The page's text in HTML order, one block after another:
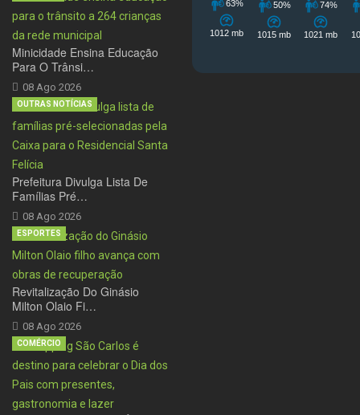
Minicidade Ensina Educação
Para O Trânsi…
08 Ago 2026
Prefeitura Divulga Lista De
Famílias Pré…
08 Ago 2026
OUTRAS NOTÍCIAS
Revitalização Do Ginásio
Milton Olaio Fi…
08 Ago 2026
ESPORTES
COMÉRCIO